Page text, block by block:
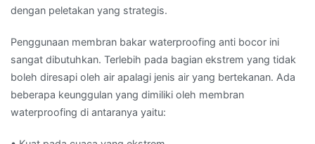
dengan peletakan yang strategis.
Penggunaan membran bakar waterproofing anti bocor ini
sangat dibutuhkan. Terlebih pada bagian ekstrem yang tidak
boleh diresapi oleh air apalagi jenis air yang bertekanan. Ada
beberapa keunggulan yang dimiliki oleh membran
waterproofing di antaranya yaitu: